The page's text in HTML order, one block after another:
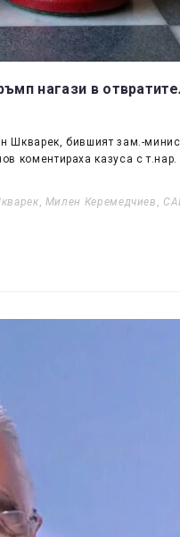
нагази в
Шкварек, бившият зам.-
коментираха казуса с т.нар.
, Милен Керемедчиев ,